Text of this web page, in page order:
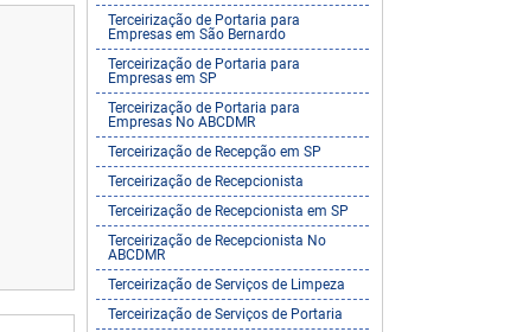
Terceirização de Portaria para
Empresas em São Bernardo
Terceirização de Portaria para
Empresas em SP
Terceirização de Portaria para
Empresas No ABCDMR
Terceirização de Recepção em SP
Terceirização de Recepcionista
Terceirização de Recepcionista em SP
Terceirização de Recepcionista No
ABCDMR
Terceirização de Serviços de Limpeza
Terceirização de Serviços de Portaria